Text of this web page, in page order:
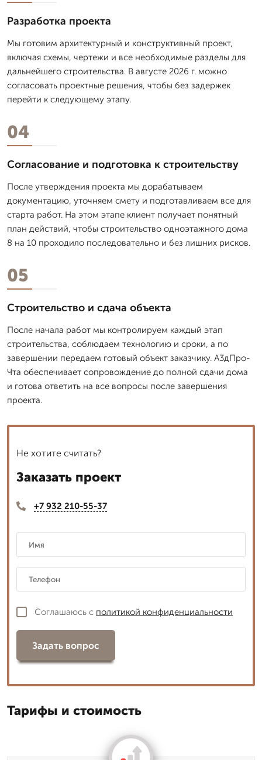
Разработка проекта
Мы готовим архитектурный и конструктивный проект,
включая схемы, чертежи и все необходимые разделы для
дальнейшего строительства. В августе 2026 г. можно
согласовать проектные решения, чтобы без задержек
перейти к следующему этапу.
04
Согласование и подготовка к строительству
После утверждения проекта мы дорабатываем
документацию, уточняем смету и подготавливаем все для
старта работ. На этом этапе клиент получает понятный
план действий, чтобы строительство одноэтажного дома
8 на 10 проходило последовательно и без лишних рисков.
05
Строительство и сдача объекта
После начала работ мы контролируем каждый этап
строительства, соблюдаем технологию и сроки, а по
завершении передаем готовый объект заказчику. А3дПро-
Чта обеспечивает сопровождение до полной сдачи дома
и готова ответить на все вопросы после завершения
проекта.
Не хотите считать?
Заказать проект
+7 932 210-55-37
Соглашаюсь с политикой конфиденциальности
Задать вопрос
Тарифы и стоимость